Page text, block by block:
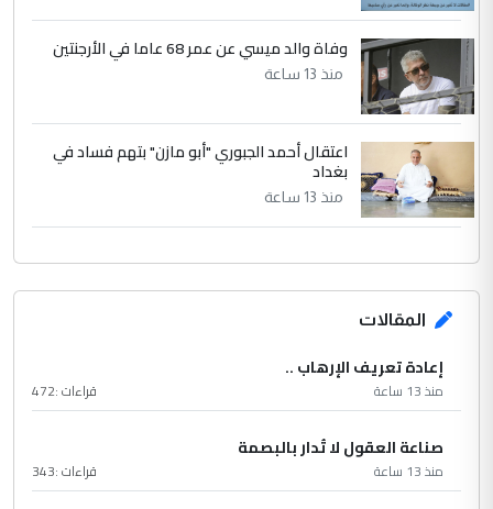
وفاة والد ميسي عن عمر 68 عاما في الأرجنتين
منذ 13 ساعة
اعتقال أحمد الجبوري "أبو مازن" بتهم فساد في
بغداد
منذ 13 ساعة
المقالات
إعادة تعريف الإرهاب ..
منذ 13 ساعة قراءات :472
صناعة العقول لا تُدار بالبصمة
منذ 13 ساعة قراءات :343